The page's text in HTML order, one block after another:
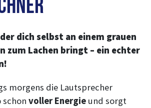
dich selbst an einem grauen
zum Lachen bringt – ein echter
morgens die Lautsprecher
voller Energie und sorgt